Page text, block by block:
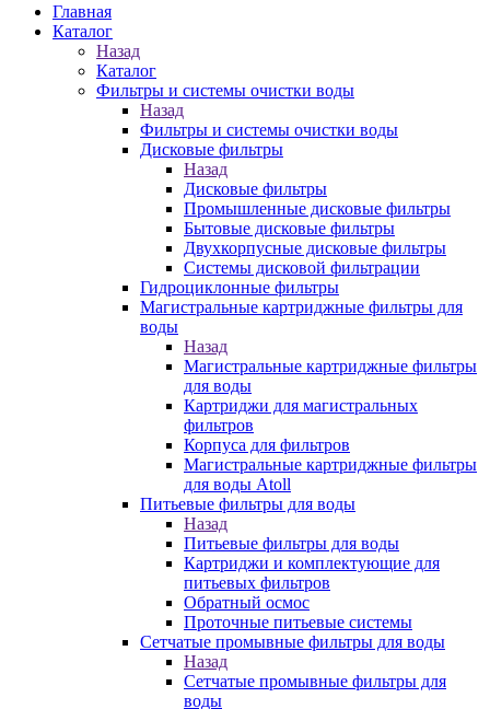
Главная
Каталог
Назад
Каталог
Фильтры и системы очистки воды
Назад
Фильтры и системы очистки воды
Дисковые фильтры
Назад
Дисковые фильтры
Промышленные дисковые фильтры
Бытовые дисковые фильтры
Двухкорпусные дисковые фильтры
Системы дисковой фильтрации
Гидроциклонные фильтры
Магистральные картриджные фильтры для
воды
Назад
Магистральные картриджные фильтры
для воды
Картриджи для магистральных
фильтров
Корпуса для фильтров
Магистральные картриджные фильтры
для воды Atoll
Питьевые фильтры для воды
Назад
Питьевые фильтры для воды
Картриджи и комплектующие для
питьевых фильтров
Обратный осмос
Проточные питьевые системы
Сетчатые промывные фильтры для воды
Назад
Сетчатые промывные фильтры для
воды